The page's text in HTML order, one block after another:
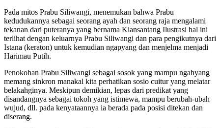
Pada mitos Prabu Siliwangi, menemukan bahwa Prabu
kedudukannya sebagai seorang ayah dan seorang raja mengalami
tekanan dari puteranya yang bernama Kiansantang Ilustrasi hal ini
terlihat dengan keluarnya Prabu Siliwangi dan para pengikutnya dari
Istana (keraton) untuk kemudian ngapyang dan menjelma menjadi
Harimau Putih.
Penokohan Prabu Siliwangi sebagai sosok yang mampu ngahyang
memang sinkron manakal kita perhatikan sosio cuitur yang melatar
belakahginya. Meskipun demikian, lepas dari predikat yang
disandangnya sebagai tokoh yang istimewa, mampu berubah-ubah
wujud, dll. pada kenyataannya ia berada pada posisi ditekan dan
diserang.